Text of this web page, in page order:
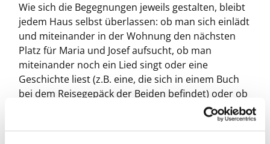
Wie sich die Begegnungen jeweils gestalten, bleibt
jedem Haus selbst überlassen: ob man sich einlädt
und miteinander in der Wohnung den nächsten
Platz für Maria und Josef aufsucht, ob man
miteinander noch ein Lied singt oder eine
Geschichte liest (z.B. eine, die sich in einem Buch
bei dem Reisegepäck der Beiden befindet) oder ob
Weihnachtsbäckerei kostet und dann Rezepte